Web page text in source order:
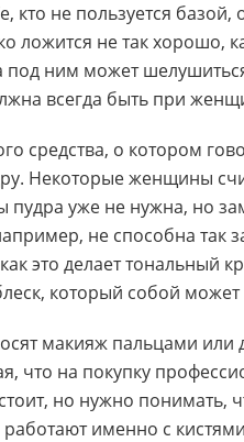
кто не пользуется базой,
ложится не так хорошо,
под ним может
всегда быть при
средства, о котором
Некоторые женщины
уже не нужна, но
не способна так
это делает тональный
который собой
макияж пальцами или
что на покупку
но нужно понимать,
именно с